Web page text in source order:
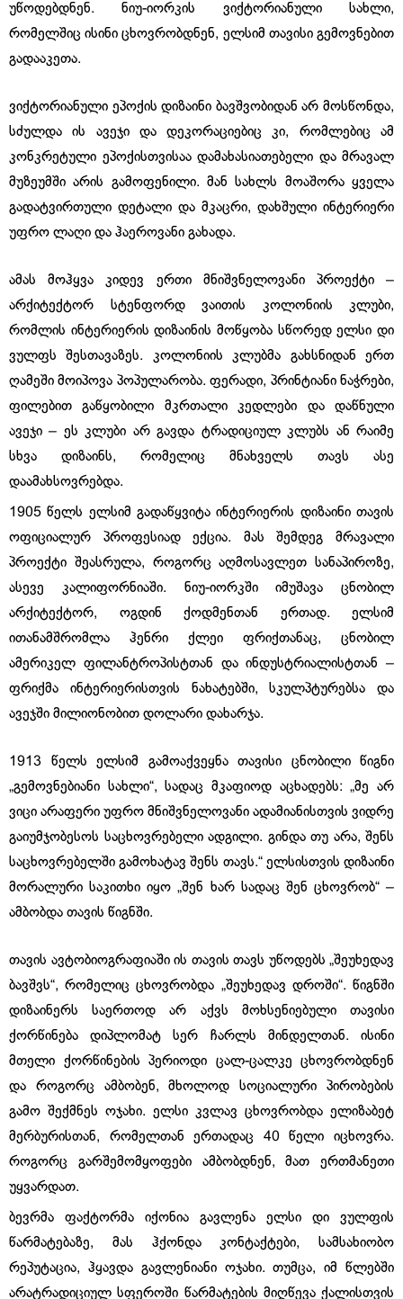
უწოდებდნენ. ნიუ-იორკის ვიქტორიანული სახლი,
რომელშიც ისინი ცხოვრობდნენ, ელსიმ თავისი გემოვნებით
გადააკეთა.
ვიქტორიანული ეპოქის დიზაინი ბავშვობიდან არ მოსწონდა,
სძულდა ის ავეჯი და დეკორაციებიც კი, რომლებიც ამ
კონკრეტული ეპოქისთვისაა დამახასიათებელი და მრავალ
მუზეუმში არის გამოფენილი. მან სახლს მოაშორა ყველა
გადატვირთული დეტალი და მკაცრი, დახშული ინტერიერი
უფრო ლაღი და ჰაეროვანი გახადა.
ამას მოჰყვა კიდევ ერთი მნიშვნელოვანი პროექტი –
არქიტექტორ სტენფორდ ვაითის კოლონიის კლუბი,
რომლის ინტერიერის დიზაინის მოწყობა სწორედ ელსი დი
ვულფს შესთავაზეს. კოლონიის კლუბმა გახსნიდან ერთ
ღამეში მოიპოვა პოპულარობა. ფერადი, პრინტიანი ნაჭრები,
ფილებით გაწყობილი მკრთალი კედლები და დაწნული
ავეჯი – ეს კლუბი არ გავდა ტრადიციულ კლუბს ან რაიმე
სხვა დიზაინს, რომელიც მნახველს თავს ასე
დაამახსოვრებდა.
1905 წელს ელსიმ გადაწყვიტა ინტერიერის დიზაინი თავის
ოფიციალურ პროფესიად ექცია. მას შემდეგ მრავალი
პროექტი შეასრულა, როგორც აღმოსავლეთ სანაპიროზე,
ასევე კალიფორნიაში. ნიუ-იორკში იმუშავა ცნობილ
არქიტექტორ, ოგდინ ქოდმენთან ერთად. ელსიმ
ითანამშრომლა ჰენრი ქლეი ფრიქთანაც, ცნობილ
ამერიკელ ფილანტროპისტთან და ინდუსტრიალისტთან –
ფრიქმა ინტერიერისთვის ნახატებში, სკულპტურებსა და
ავეჯში მილიონობით დოლარი დახარჯა.
1913 წელს ელსიმ გამოაქვეყნა თავისი ცნობილი წიგნი
„გემოვნებიანი სახლი“, სადაც მკაფიოდ აცხადებს: „მე არ
ვიცი არაფერი უფრო მნიშვნელოვანი ადამიანისთვის ვიდრე
გაიუმჯობესოს საცხოვრებელი ადგილი. გინდა თუ არა, შენს
საცხოვრებელში გამოხატავ შენს თავს.“ ელსისთვის დიზაინი
მორალური საკითხი იყო „შენ ხარ სადაც შენ ცხოვრობ“ –
ამბობდა თავის წიგნში.
თავის ავტობიოგრაფიაში ის თავის თავს უწოდებს „შეუხედავ
ბავშვს“, რომელიც ცხოვრობდა „შეუხედავ დროში“. წიგნში
დიზაინერს საერთოდ არ აქვს მოხსენიებული თავისი
ქორწინება დიპლომატ სერ ჩარლს მინდელთან. ისინი
მთელი ქორწინების პერიოდი ცალ-ცალკე ცხოვრობდნენ
და როგორც ამბობენ, მხოლოდ სოციალური პირობების
გამო შექმნეს ოჯახი. ელსი კვლავ ცხოვრობდა ელიზაბეტ
მერბურისთან, რომელთან ერთადაც 40 წელი იცხოვრა.
როგორც გარშემომყოფები ამბობდნენ, მათ ერთმანეთი
უყვარდათ.
ბევრმა ფაქტორმა იქონია გავლენა ელსი დი ვულფის
წარმატებაზე, მას ჰქონდა კონტაქტები, სამსახიობო
რეპუტაცია, ჰყავდა გავლენიანი ოჯახი. თუმცა, იმ წლებში
არატრადიციულ სფეროში წარმატების მიღწევა ქალისთვის